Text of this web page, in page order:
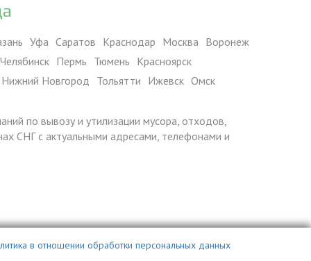
Уфа Саратов Краснодар Москва Воронеж
Челябинск Пермь Тюмень Красноярск
Нижний Новгород Тольятти Ижевск Омск
по вывозу и утилизации мусора, отходов,
СНГ с актуальными адресами, телефонами и
в отношении обработки персональных данных